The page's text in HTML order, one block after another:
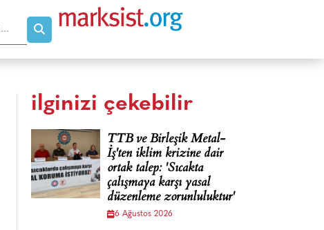
ilginizi çekebilir
TTB ve Birleşik Metal-
İş'ten iklim krizine dair
ortak talep: 'Sıcakta
çalışmaya karşı yasal
düzenleme zorunluluktur'
6 Ağustos 2026